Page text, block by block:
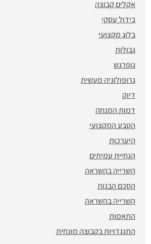
אקלים קבוצה
בידול עסקי
בלוג מקצועי
גבולות
גופרגש
גרופולוגיה מעשית
דיוק
דמות המנחה
הטבע המקצועי
היערכות
הנחיית עמיתים
השרייה בהשראה
הסכם הבנות
השרייה בהשראה
התאמות
התנגדויות בקבוצה מונחית